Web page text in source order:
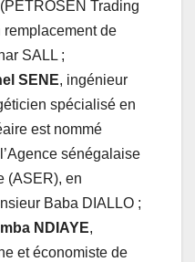
Trading
de
SALL ;
SENE, ingénieur
spécialisé en
est nommé
sénégalaise
(ASER), en
Baba DIALLO ;
NDIAYE,
et économiste de